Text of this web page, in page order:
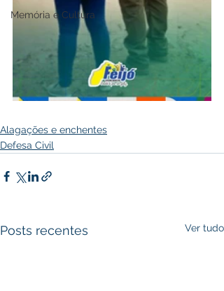
Memória e Cultura
Alagações e enchentes
Defesa Civil
Posts recentes Ver tudo